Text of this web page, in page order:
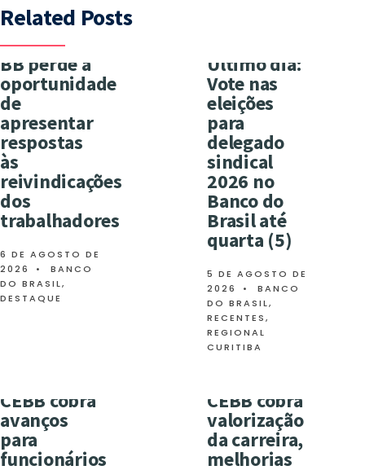
Related Posts
BB perde a
oportunidade
de
apresentar
respostas
às
reivindicações
dos
trabalhadores
6 DE AGOSTO DE
2026
•
BANCO
DO BRASIL,
DESTAQUE
Último dia:
Vote nas
eleições
para
delegado
sindical
2026 no
Banco do
Brasil até
quarta (5)
5 DE AGOSTO DE
2026
•
BANCO
DO BRASIL,
RECENTES,
REGIONAL
CURITIBA
CEBB cobra
avanços
para
funcionários
CEBB cobra
valorização
da carreira,
melhorias